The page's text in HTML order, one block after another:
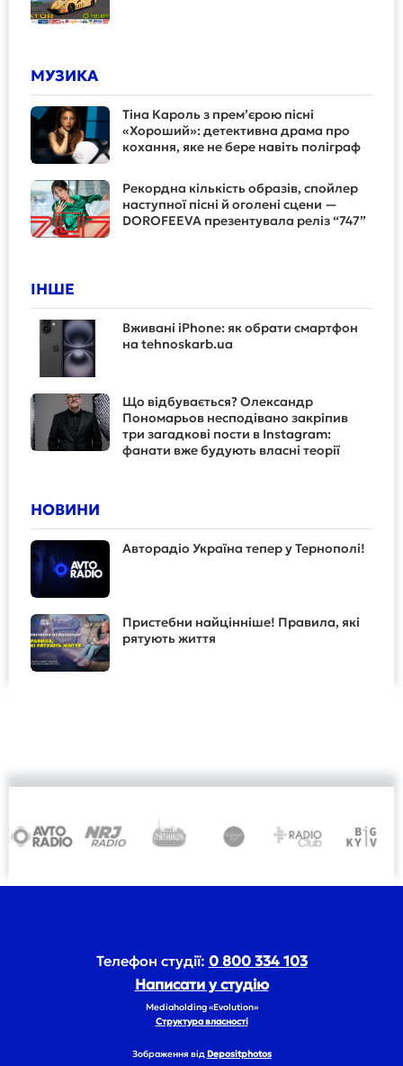
МУЗИКА
Тіна Кароль з прем’єрою пісні
«Хороший»: детективна драма про
кохання, яке не бере навіть поліграф
Рекордна кількість образів, спойлер
наступної пісні й оголені сцени —
DOROFEEVA презентувала реліз “747”
ІНШЕ
Вживані iPhone: як обрати смартфон
на tehnoskarb.ua
Що відбувається? Олександр
Пономарьов несподівано закріпив
три загадкові пости в Instagram:
фанати вже будують власні теорії
НОВИНИ
Авторадіо Україна тепер у Тернополі!
Пристебни найцінніше! Правила, які
рятують життя
Телефон студії: 0 800 334 103
Написати у студію
Mediaholding «Evolution»
Структура власності
Зображення відDepositphotos